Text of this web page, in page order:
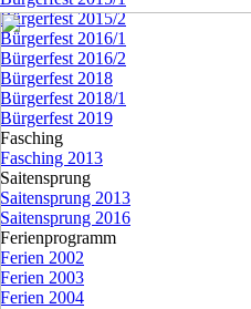
Bürgerfest 2015/2
Bürgerfest 2016/1
Bürgerfest 2016/2
Bürgerfest 2018
Bürgerfest 2018/1
Bürgerfest 2019
Fasching
Fasching 2013
Saitensprung
Saitensprung 2013
Saitensprung 2016
Ferienprogramm
Ferien 2002
Ferien 2003
Ferien 2004